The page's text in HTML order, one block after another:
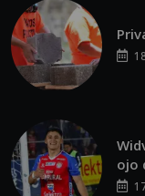
ojo